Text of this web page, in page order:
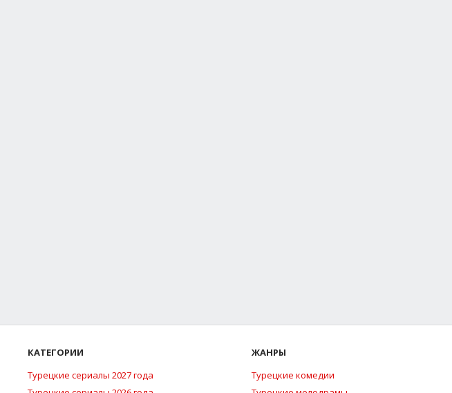
КАТЕГОРИИ
Турецкие сериалы 2027 года
ЖАНРЫ
Турецкие комедии